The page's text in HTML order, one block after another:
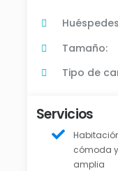
Tamaño:
Tipo de
Servicios
cómoda y
amplia